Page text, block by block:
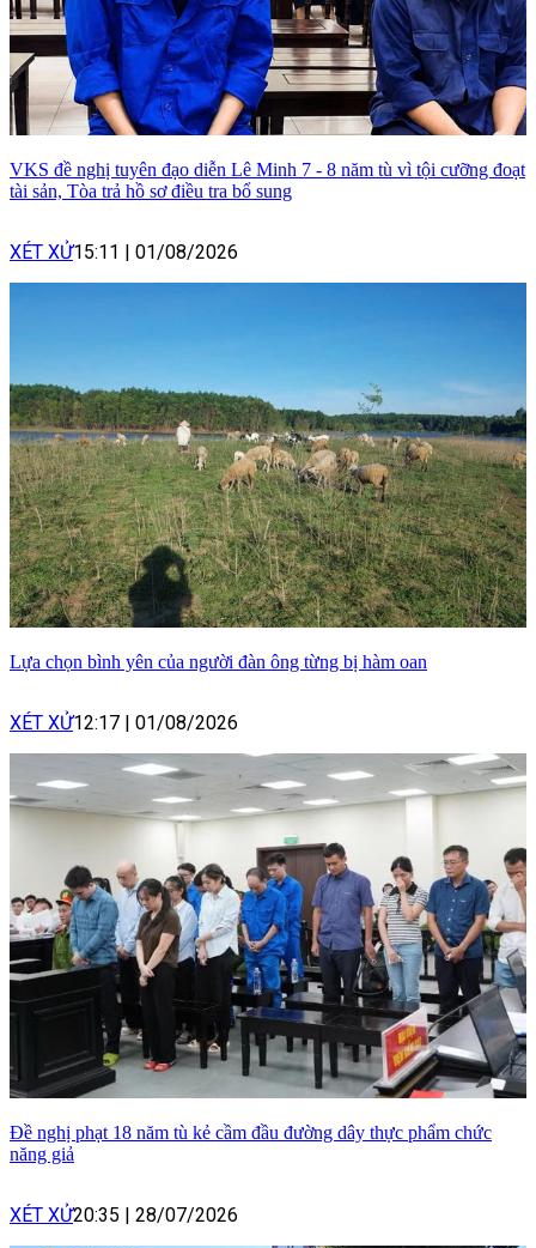
VKS đề nghị tuyên đạo diễn Lê Minh 7 - 8 năm tù vì tội cưỡng đoạt
tài sản, Tòa trả hồ sơ điều tra bổ sung
XÉT XỬ15:11 | 01/08/2026
Lựa chọn bình yên của người đàn ông từng bị hàm oan
XÉT XỬ12:17 | 01/08/2026
Đề nghị phạt 18 năm tù kẻ cầm đầu đường dây thực phẩm chức
năng giả
XÉT XỬ20:35 | 28/07/2026